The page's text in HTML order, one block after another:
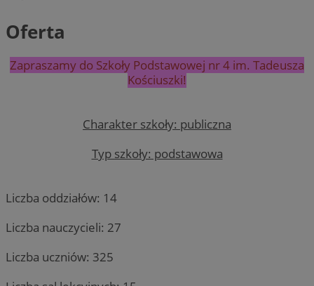
Oferta
Zapraszamy do Szkoły Podstawowej nr 4 im. Tadeusza
Kościuszki!
Charakter szkoły: publiczna
Typ szkoły: podstawowa
Liczba oddziałów: 14
Liczba nauczycieli: 27
Liczba uczniów: 325